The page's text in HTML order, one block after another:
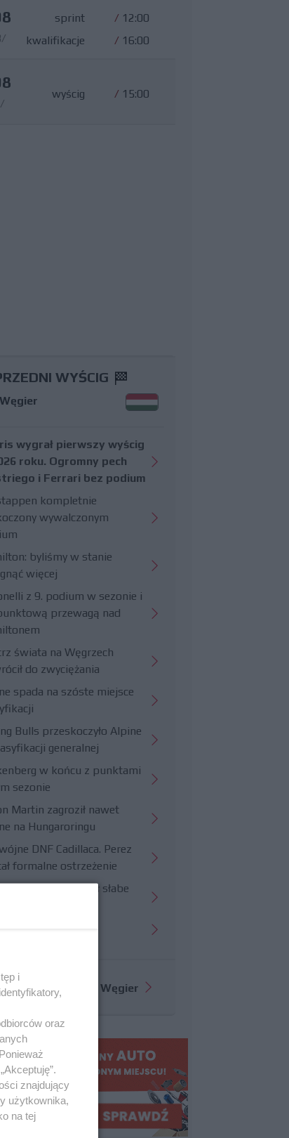
sprint
kwalifikacje
/ 12:00
/ 16:00
wyścig / 15:00
WYŚCIG
wygrał pierwszy wyścig
roku. Ogromny pech
i Ferrari bez podium
kompletnie
wywalczonym
byliśmy w stanie
więcej
z 9. podium w sezonie i
przewagą nad
świata na Węgrzech
do zwyciężania
spada na szóste miejsce
Bulls przeskoczyło Alpine
generalnej
w końcu z punktami
sezonie
Martin zagroził nawet
na Hungaroringu
DNF Cadillaca. Perez
formalne ostrzeżenie
potwierdził słabe
informacji o GP Węgier
i
oraz
znajdujący
użytkownika,
na tej